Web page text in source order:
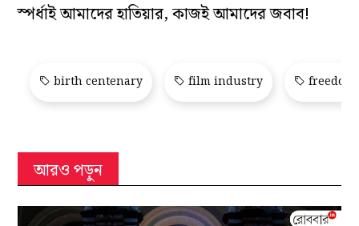
স্পর্ধাই আমাদের হাতিয়ার, কাজই আমাদের জবাব!
birth centenary film industry
আরও পড়ুন